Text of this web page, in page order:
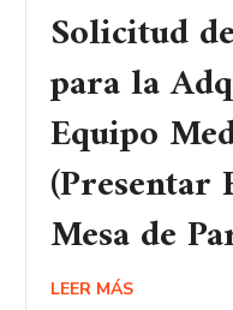
Solicitud
para la
Equipo
(Presentar
Mesa de
LEER MÁS